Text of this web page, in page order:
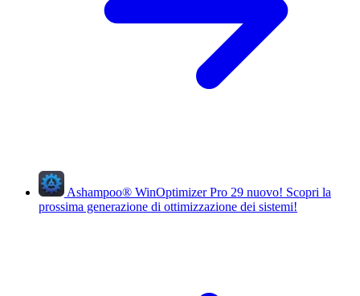
Ashampoo® WinOptimizer Pro 29 nuovo! Scopri la
prossima generazione di ottimizzazione dei sistemi!